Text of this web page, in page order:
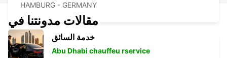
HAMBURG - GERMANY
مقالات مدونتنا في
خدمة السائق
Abu Dhabi chauffeu rservice